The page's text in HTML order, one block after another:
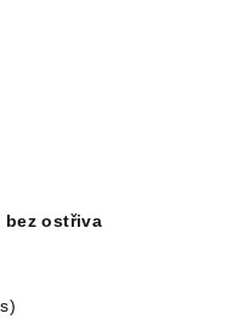
bez ostřiva